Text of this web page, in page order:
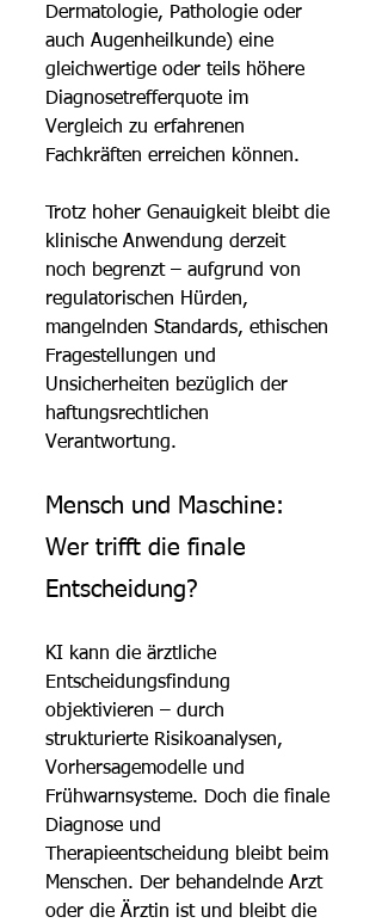
Dermatologie, Pathologie oder
auch Augenheilkunde) eine
gleichwertige oder teils höhere
Diagnosetrefferquote im
Vergleich zu erfahrenen
Fachkräften erreichen können.
Trotz hoher Genauigkeit bleibt die
klinische Anwendung derzeit
noch begrenzt – aufgrund von
regulatorischen Hürden,
mangelnden Standards, ethischen
Fragestellungen und
Unsicherheiten bezüglich der
haftungsrechtlichen
Verantwortung.
Mensch und Maschine:
Wer trifft die finale
Entscheidung?
KI kann die ärztliche
Entscheidungsfindung
objektivieren – durch
strukturierte Risikoanalysen,
Vorhersagemodelle und
Frühwarnsysteme. Doch die finale
Diagnose und
Therapieentscheidung bleibt beim
Menschen. Der behandelnde Arzt
oder die Ärztin ist und bleibt die